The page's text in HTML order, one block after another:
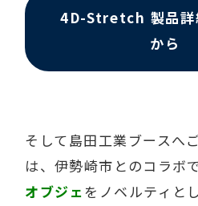
4D-Stretch 製品詳
から
そして島田工業ブースへ
は、伊勢崎市とのコラボ
オブジェをノベルティと